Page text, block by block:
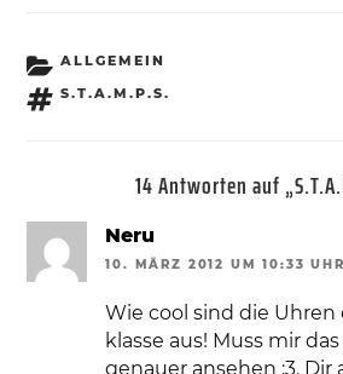
KATEGORIEN
ALLGEMEIN
SCHLAGWÖRTER
S.T.A.M.P.S.
14 Antworten auf
Neru
10. MÄRZ 2012 UM 10:33 UHR
Wie cool sind die Uhren
klasse aus! Muss mir
genauer ansehen ;3. Dir